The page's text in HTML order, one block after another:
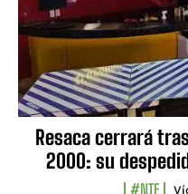
Resaca cerrará
2000: su
#NTF